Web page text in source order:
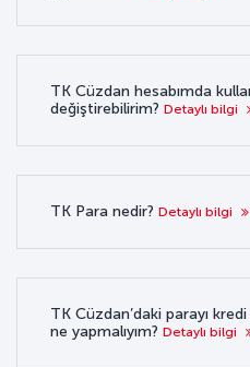
TK Cüzdan hesabımda
değiştirebilirim? Detaylı bilgi
TK Para nedir? Detaylı bilgi
TK Cüzdan’daki parayı
ne yapmalıyım? Detaylı bilgi